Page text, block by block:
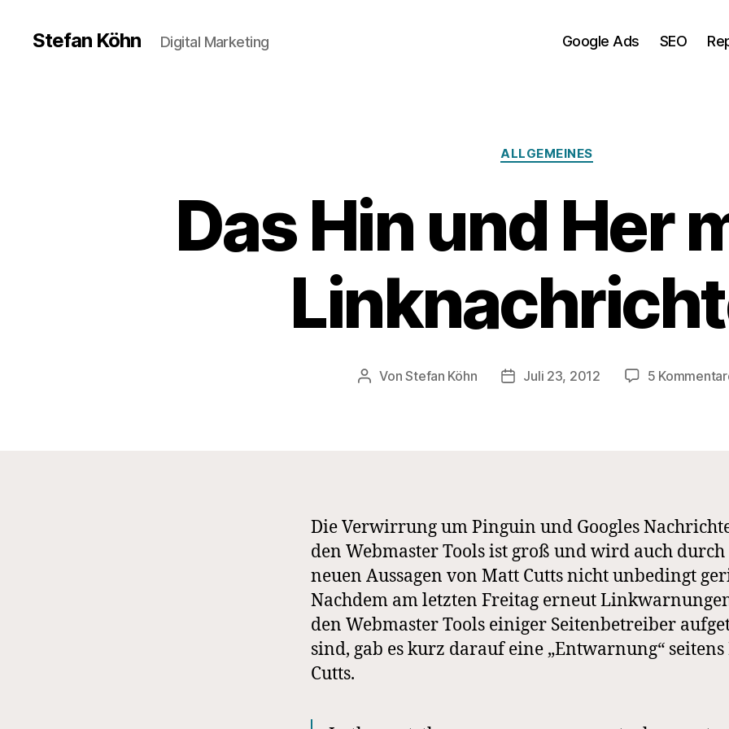
Stefan Köhn Digital Marketing Google Ads SEO
Kategorien
ALLGEMEINES
Das Hin und Her
Beitragsautor
VonStefan Köhn Beitragsdatum
Juli 23, 2012 5
Die Verwirrung um Pinguin und Googles
den Webmaster Tools ist groß und wird auch
neuen Aussagen von Matt Cutts nicht unbedingt
Nachdem am letzten Freitag erneut
den Webmaster Tools einiger Seitenbetreiber
sind, gab es kurz darauf eine „Entwarnung“
Cutts.